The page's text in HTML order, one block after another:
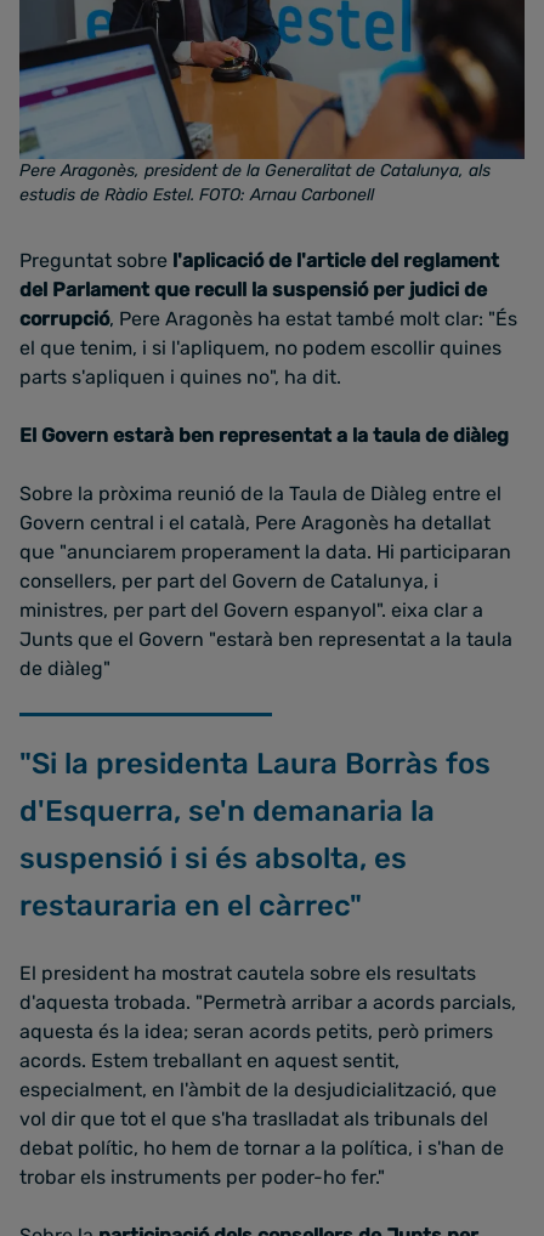
Pere Aragonès, president de la Generalitat de Catalunya, als
estudis de Ràdio Estel. FOTO: Arnau Carbonell
Preguntat sobre l'aplicació de l'article del reglament
del Parlament que recull la suspensió per judici de
corrupció, Pere Aragonès ha estat també molt clar: "És
el que tenim, i si l'apliquem, no podem escollir quines
parts s'apliquen i quines no", ha dit.
El Govern estarà ben representat a la taula de diàleg
Sobre la pròxima reunió de la Taula de Diàleg entre el
Govern central i el català, Pere Aragonès ha detallat
que "anunciarem properament la data. Hi participaran
consellers, per part del Govern de Catalunya, i
ministres, per part del Govern espanyol". eixa clar a
Junts que el Govern "estarà ben representat a la taula
de diàleg"
"Si la presidenta Laura Borràs fos
d'Esquerra, se'n demanaria la
suspensió i si és absolta, es
restauraria en el càrrec"
El president ha mostrat cautela sobre els resultats
d'aquesta trobada. "Permetrà arribar a acords parcials,
aquesta és la idea; seran acords petits, però primers
acords. Estem treballant en aquest sentit,
especialment, en l'àmbit de la desjudicialització, que
vol dir que tot el que s'ha traslladat als tribunals del
debat polític, ho hem de tornar a la política, i s'han de
trobar els instruments per poder-ho fer."